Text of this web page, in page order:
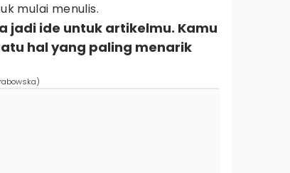
mulai menulis.
jadi ide untuk artikelmu. Kamu
hal yang paling menarik